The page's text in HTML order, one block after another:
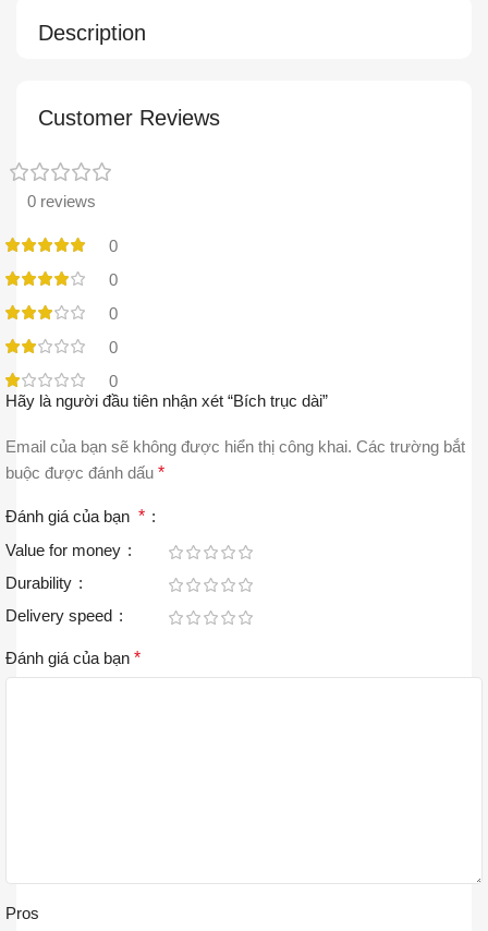
Description
Customer Reviews
0 reviews
0
0
0
0
0
Hãy là người đầu tiên nhận xét “Bích trục dài”
Email của bạn sẽ không được hiển thị công khai. Các trường bắt
buộc được đánh dấu *
Đánh giá của bạn *
Value for money
Durability
Delivery speed
Đánh giá của bạn *
Pros